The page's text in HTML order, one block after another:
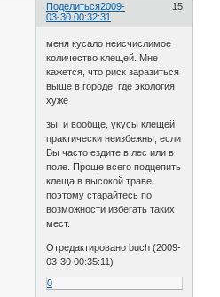
Поделиться 15
2009-
03-30 00:32:31
меня кусало неисчислимое
количество клещей. Мне
кажется, что риск заразиться
выше в городе, где экология
хуже
зы: и вообще, укусы клещей
практически неизбежны, если
Вы часто ездите в лес или в
поле. Проще всего подцепить
клеща в высокой траве,
поэтому старайтесь по
возможности избегать таких
мест.
Отредактировано buch (2009-
03-30 00:35:11)
0